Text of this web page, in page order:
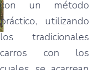
con un método
práctico, utilizando
los tradicionales
carros con los